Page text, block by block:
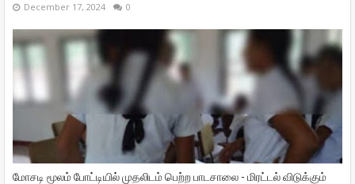
December 17, 2024 0
மோசடி மூலம் போட்டியில் முதலிடம் பெற்ற பாடசாலை - மிரட்டல் விடுக்கும்